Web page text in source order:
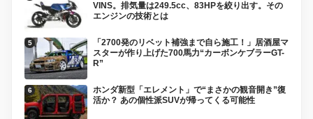
VINS。排気量は249.5cc、83HPを絞り出す。その
エンジンの技術とは
「2700発のリベット補強まで自ら施工！」居酒屋マ
スターが作り上げた700馬力“カーボンケブラーGT-
R”
ホンダ新型「エレメント」で“まさかの観音開き”復
活か？ あの個性派SUVが帰ってくる可能性